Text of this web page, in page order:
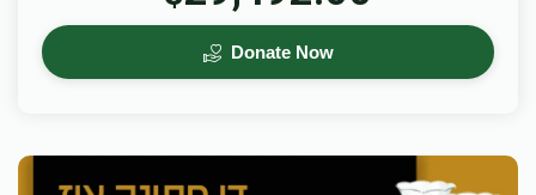
Donate Now